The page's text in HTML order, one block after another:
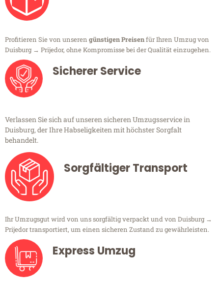
Profitieren Sie von unseren günstigen Preisenfür Ihren Umzug von
Duisburg → Prijedor, ohne Kompromisse bei der Qualität einzugehen.
Sicherer Service
Verlassen Sie sich auf unseren sicheren Umzugsservice in
Duisburg, der Ihre Habseligkeiten mit höchster Sorgfalt
behandelt.
Sorgfältiger Transport
Ihr Umzugsgut wird von uns sorgfältig verpackt und von Duisburg →
Prijedor transportiert, um einen sicheren Zustand zu gewährleisten.
Express Umzug